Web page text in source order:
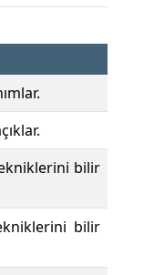
bilir
bilir